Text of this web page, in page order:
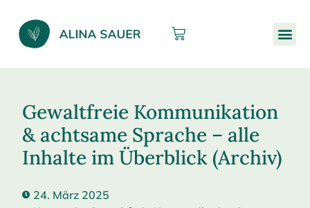
Gewaltfreie Kommunikation
& achtsame Sprache – alle
Inhalte im Überblick (Archiv)
24. März 2025